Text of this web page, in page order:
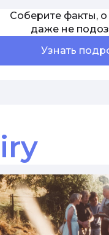
Соберите факты,
даже не
Узнать